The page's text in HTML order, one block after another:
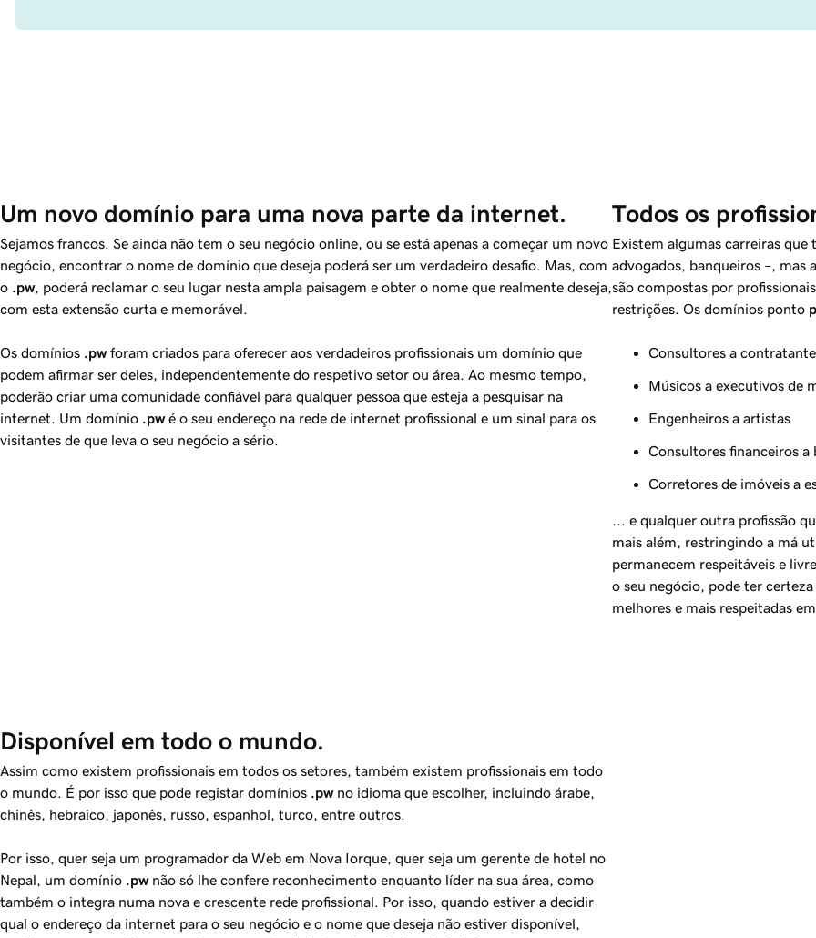
Um novo domínio para uma nova parte da internet.
Sejamos francos. Se ainda não tem o seu negócio online, ou se está apenas a começar um novo
negócio, encontrar o nome de domínio que deseja poderá ser um verdadeiro desafio. Mas, com
o .pw, poderá reclamar o seu lugar nesta ampla paisagem e obter o nome que realmente deseja,
com esta extensão curta e memorável.
Os domínios .pwforam criados para oferecer aos verdadeiros profissionais um domínio que
podem afirmar ser deles, independentemente do respetivo setor ou área. Ao mesmo tempo,
poderão criar uma comunidade confiável para qualquer pessoa que esteja a pesquisar na
internet. Um domínio .pwé o seu endereço na rede de internet profissional e um sinal para os
visitantes de que leva o seu negócio a sério.
Todos os
Existem algumas carreiras
advogados, banqueiros –, mas
são compostas por
restrições. Os domínios ponto
Consultores a
Músicos a executivos de
Engenheiros a artistas
Consultores financeiros a
Corretores de imóveis a
... e qualquer outra profissão
mais além, restringindo a má
permanecem respeitáveis e
o seu negócio, pode ter
melhores e mais respeitadas
Disponível em todo o mundo.
Assim como existem profissionais em todos os setores, também existem profissionais em todo
o mundo. É por isso que pode registar domínios .pwno idioma que escolher, incluindo árabe,
chinês, hebraico, japonês, russo, espanhol, turco, entre outros.
Por isso, quer seja um programador da Web em Nova Iorque, quer seja um gerente de hotel no
Nepal, um domínio .pwnão só lhe confere reconhecimento enquanto líder na sua área, como
também o integra numa nova e crescente rede profissional. Por isso, quando estiver a decidir
qual o endereço da internet para o seu negócio e o nome que deseja não estiver disponível,